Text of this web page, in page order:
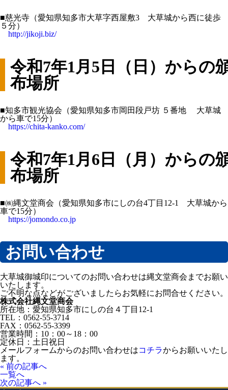
■慈光寺（愛知県知多市大草字西屋敷3 大草城から西に徒歩
５分）
http://jikoji.biz/
令和7年1月5日（日）からの
布場所
■知多市観光協会（愛知県知多市岡田段戸坊 ５番地 大草城
から車で15分）
https://chita-kanko.com/
令和7年1月6日（月）からの
布場所
■㈱縄文堂商会（愛知県知多市にしの台4丁目12-1 大草城から
車で15分）
https://jomondo.co.jp
お問い合わせ
大草城御城印についてのお問い合わせは縄文堂商会までお願い
いたします。
ご不明な点などがございましたらお気軽にお問合せください。
株式会社縄文堂商会
所在地：愛知県知多市にしの台４丁目12-1
TEL：0562-55-3714
FAX：0562-55-3399
営業時間：10：00～18：00
定休日：土日祝日
メールフォームからのお問い合わせはコチラからお願いいたし
ます。
« 前の記事へ
一覧へ
次の記事へ »